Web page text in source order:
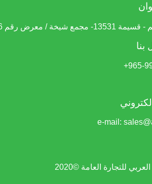
بنا
965-
e-mail:
للتجارة العامة ©2020